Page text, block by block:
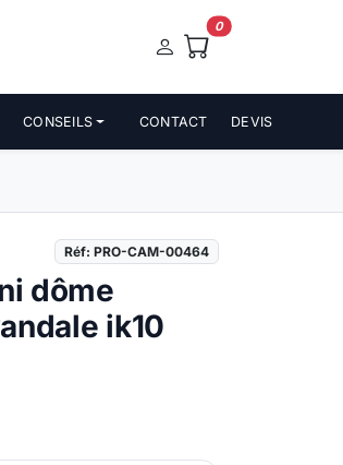
0
CONSEILS CONTACT DEVIS
Réf: PRO-CAM-00464
dôme
ik10